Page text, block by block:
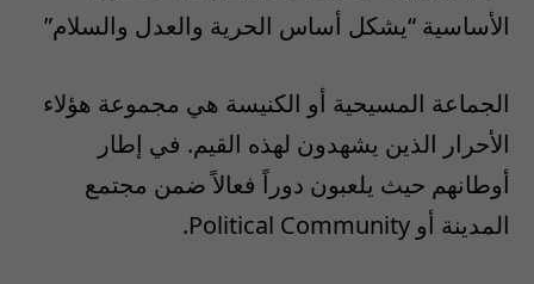
الأساسية “يشكل أساس الحرية والعدل والسلام”
الجماعة المسيحية أو الكنيسة هي مجموعة هؤلاء
الأحرار الذين يشهدون لهذه القيم. في إطار
أوطانهم حيث يلعبون دوراً فعالاً ضمن مجتمع
المدينة أو Political Community.